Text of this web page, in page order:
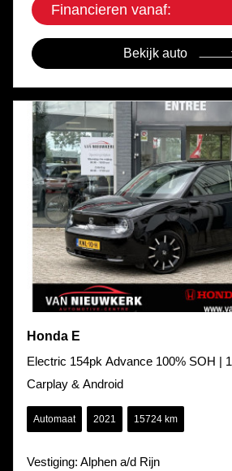
Financieren vanaf:
Bekijk auto
Honda E
Electric 154pk Advance 100% SOH |
Carplay & Android
Automaat 2021 15724 km
Vestiging: Alphen a/d Rijn